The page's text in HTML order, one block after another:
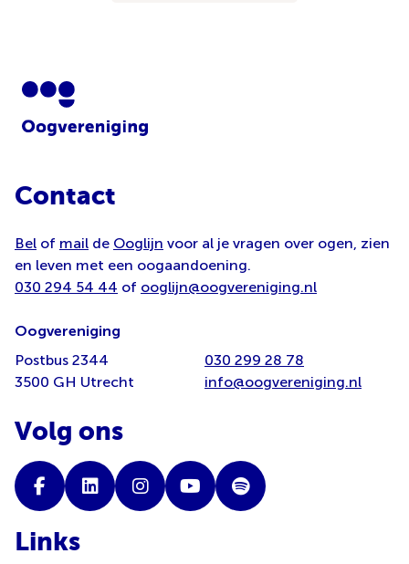
Contact
Bel of mail de Ooglijn voor al je vragen over ogen, zien
en leven met een oogaandoening.
030 294 54 44 of ooglijn@oogvereniging.nl
Oogvereniging
Postbus 2344
3500 GH Utrecht
030 299 28 78
info@oogvereniging.nl
Volg ons
Links